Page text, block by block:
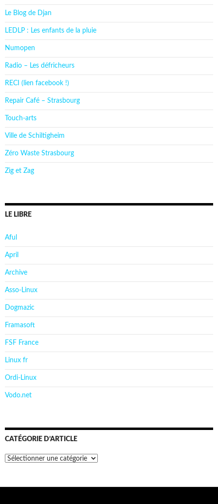
Le Blog de Djan
LEDLP : Les enfants de la pluie
Numopen
Radio – Les défricheurs
RECI (lien facebook !)
Repair Café – Strasbourg
Touch-arts
Ville de Schiltigheim
Zéro Waste Strasbourg
Zig et Zag
LE LIBRE
Aful
April
Archive
Asso-Linux
Dogmazic
Framasoft
FSF France
Linux fr
Ordi-Linux
Vodo.net
CATÉGORIE D’ARTICLE
Catégorie